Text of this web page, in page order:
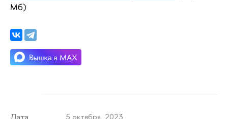
Мб)
Дата 5 октября 2023